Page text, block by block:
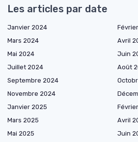
Les articles par date
Janvier 2024
Mars 2024
Avril
Mai 2024
Juin
Juillet 2024
Août
Septembre 2024
Novembre 2024
Janvier 2025
Mars 2025
Avril
Mai 2025
Juin